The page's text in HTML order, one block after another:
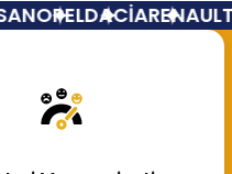
OPELDACİARENAULT